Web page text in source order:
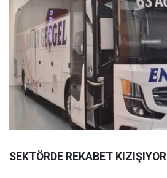
SEKTÖRDE REKABET KIZIŞIYOR